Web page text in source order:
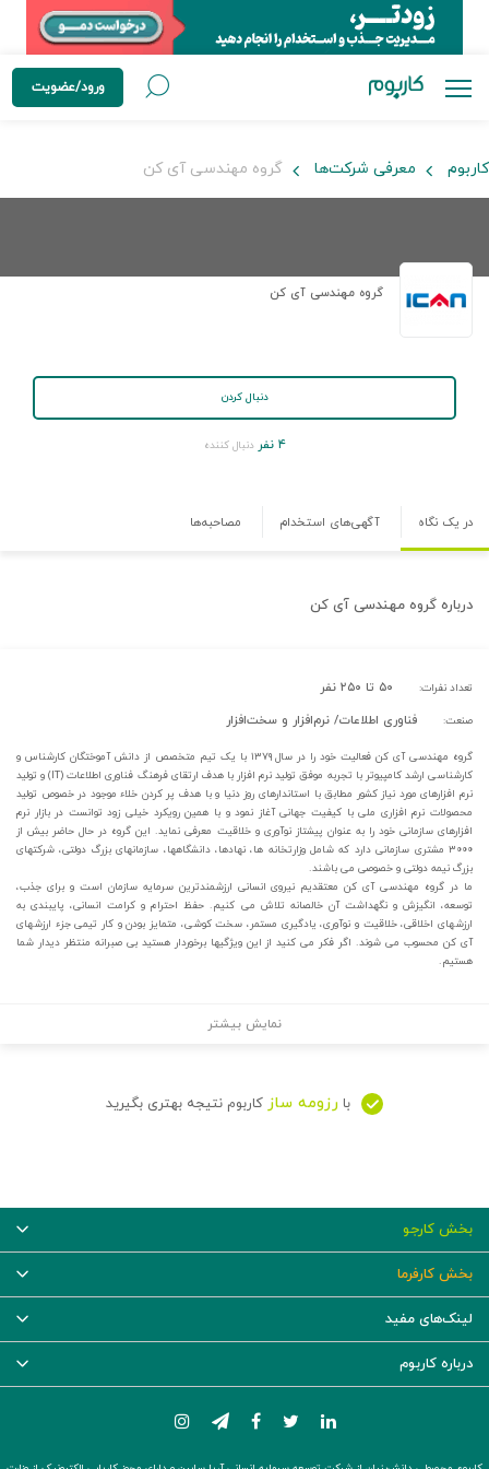
ورود/عضویت
کاربوم معرفی شرکت‌ها گروه مهندسی آی کن
گروه مهندسی آی کن
دنبال کردن
۴ نفر دنبال کننده
در یک نگاه آگهی‌های استخدام مصاحبه‌ها
درباره گروه مهندسی آی کن
تعداد نفرات: ۵۰ تا ۲۵۰ نفر
صنعت: فناوری اطلاعات/ نرم‌افزار و سخت‌افزار
گروه مهندسی آی کن فعالیت خود را در سال ۱۳۷۹ با یک تیم متخصص از دانش آموختگان کارشناس و
کارشناسی ارشد کامپیوتر با تجربه موفق تولید نرم افزار با هدف ارتقای فرهنگ فناوری اطلاعات (IT) و تولید
نرم افزارهای مورد نیاز کشور مطابق با استاندارهای روز دنیا و با هدف پر کردن خلاء موجود در خصوص تولید
محصولات نرم افزاری ملی با کیفیت جهانی آغاز نمود و با همین رویکرد خیلی زود توانست در بازار نرم
افزارهای سازمانی خود را به عنوان پیشتاز نوآوری و خلاقیت معرفی نماید. این گروه در حال حاضر بیش از
۳۰۰۰ مشتری سازمانی دارد که شامل وزارتخانه ها، نهادها، دانشگاهها، سازمانهای بزرگ دولتی، شرکتهای
بزرگ نیمه دولتی و خصوصی می باشند.
ما در گروه مهندسی آی کن معتقدیم نیروی انسانی ارزشمندترین سرمایه سازمان است و برای جذب،
توسعه، انگیزش و نگهداشت آن خالصانه تلاش می کنیم. حفظ احترام و کرامت انسانی، پایبندی به
ارزشهای اخلاقی، خلاقیت و نوآوری، یادگیری مستمر، سخت کوشی، متمایز بودن و کار تیمی جزء ارزشهای
آی کن محسوب می شوند. اگر فکر می کنید از این ویژگیها برخوردار هستید بی صبرانه منتظر دیدار شما
هستیم.
نمایش بیشتر
با رزومه ساز کاربوم نتیجه بهتری بگیرید
بخش کارجو
بخش کارفرما
لینک‌های مفید
درباره کاربوم